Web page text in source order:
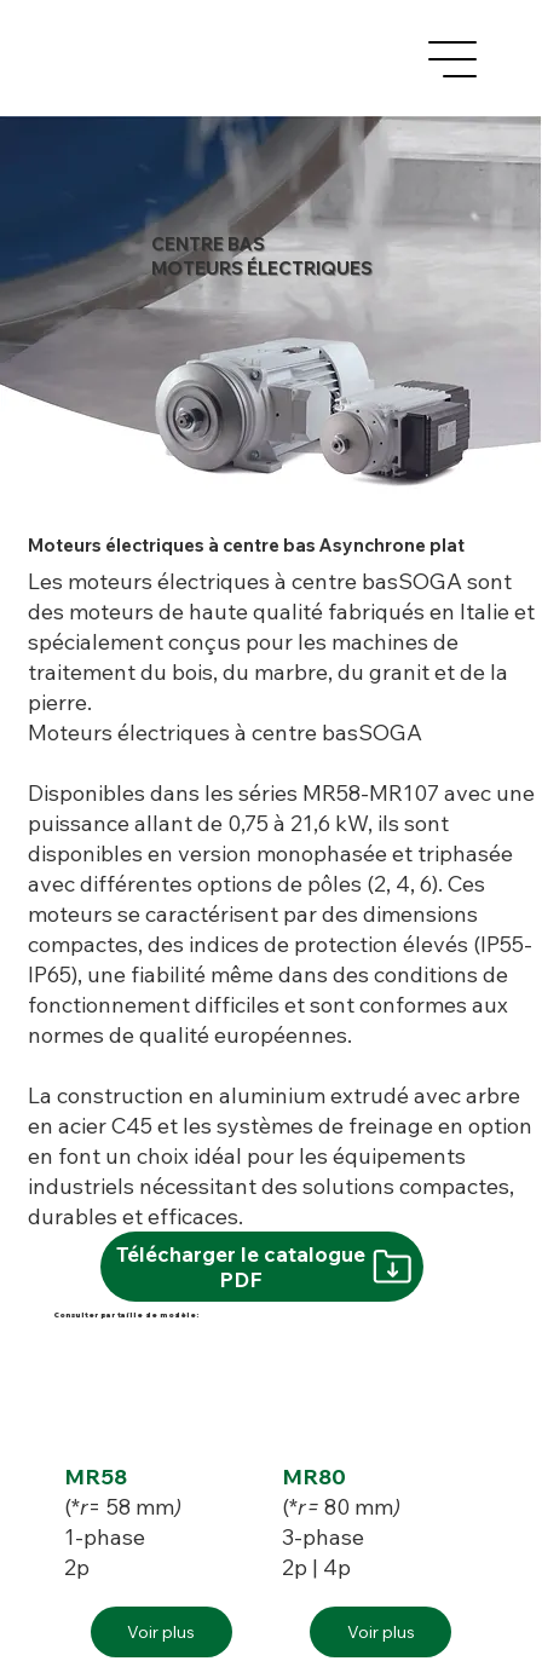
CENTRE BAS
MOTEURS ÉLECTRIQUES
Moteurs électriques à centre bas Asynchrone plat
Télécharger le catalogue
PDF
Les moteurs électriques à centre basSOGA sont
des moteurs de haute qualité fabriqués en Italie et
spécialement conçus pour les machines de
traitement du bois, du marbre, du granit et de la
pierre.
Moteurs électriques à centre basSOGA
Disponibles dans les séries MR58-MR107 avec une
puissance allant de 0,75 à 21,6 kW, ils sont
disponibles en version monophasée et triphasée
avec différentes options de pôles (2, 4, 6). Ces
moteurs se caractérisent par des dimensions
compactes, des indices de protection élevés (IP55-
IP65), une fiabilité même dans des conditions de
fonctionnement difficiles et sont conformes aux
normes de qualité européennes.
La construction en aluminium extrudé avec arbre
en acier C45 et les systèmes de freinage en option
en font un choix idéal pour les équipements
industriels nécessitant des solutions compactes,
durables et efficaces.
Consulter par taille de modèle:
MR58
(*r= 58 mm)
1-phase
2p
Voir plus
MR80
(*r=80 mm)
3-phase
2p | 4p
Voir plus